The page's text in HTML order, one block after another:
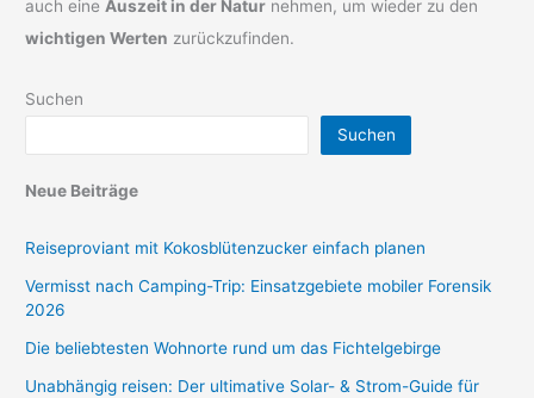
auch eineAuszeit in der Natur nehmen, um wieder zu den
wichtigen Werten zurückzufinden.
Suchen
Suchen
Neue Beiträge
Reiseproviant mit Kokosblütenzucker einfach planen
Vermisst nach Camping-Trip: Einsatzgebiete mobiler Forensik
2026
Die beliebtesten Wohnorte rund um das Fichtelgebirge
Unabhängig reisen: Der ultimative Solar- & Strom-Guide für